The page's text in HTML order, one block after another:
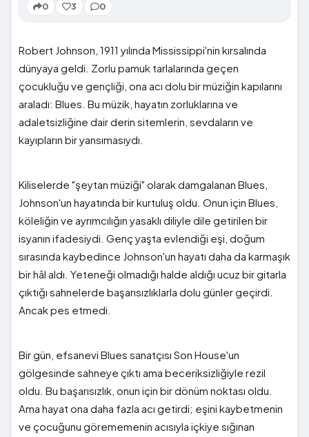
0 3 0
Robert Johnson, 1911 yılında Mississippi'nin kırsalında
dünyaya geldi. Zorlu pamuk tarlalarında geçen
çocukluğu ve gençliği, ona acı dolu bir müziğin kapılarını
araladı: Blues. Bu müzik, hayatın zorluklarına ve
adaletsizliğine dair derin sitemlerin, sevdaların ve
kayıpların bir yansımasıydı.
Kiliselerde "şeytan müziği" olarak damgalanan Blues,
Johnson'un hayatında bir kurtuluş oldu. Onun için Blues,
köleliğin ve ayrımcılığın yasaklı diliyle dile getirilen bir
isyanın ifadesiydi. Genç yaşta evlendiği eşi, doğum
sırasında kaybedince Johnson'un hayatı daha da karmaşık
bir hâl aldı. Yeteneği olmadığı halde aldığı ucuz bir gitarla
çıktığı sahnelerde başarısızlıklarla dolu günler geçirdi.
Ancak pes etmedi.
Bir gün, efsanevi Blues sanatçısı Son House'un
gölgesinde sahneye çıktı ama beceriksizliğiyle rezil
oldu. Bu başarısızlık, onun için bir dönüm noktası oldu.
Ama hayat ona daha fazla acı getirdi; eşini kaybetmenin
ve çocuğunu görememenin acısıyla içkiye sığınan